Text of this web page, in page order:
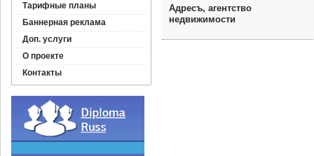
Тарифные планы
Баннерная реклама
Доп. услуги
О проекте
Контакты
Адресъ, агентство
недвижимости